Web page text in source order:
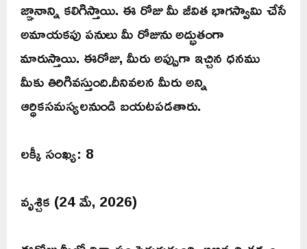
జ్ఞానాన్ని కలిగిస్తాయి. ఈ రోజు మీ జీవిత భాగస్వామి చేసే
అమాయకపు పనులు మీ రోజును అద్భుతంగా
మారుస్తాయి. ఈరోజు, మీరు అప్పుగా ఇచ్చిన ధనము
మీకు తిరిగివస్తుంది.దీనివలన మీరు అన్ని
ఆర్ధికసమస్యలనుండి బయటపడతారు.
లక్కీ సంఖ్య: 8
వృశ్చిక (24 మే, 2026)